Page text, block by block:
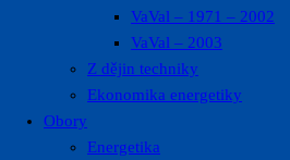
VaVal – 1971 – 2002
VaVal – 2003
Z dějin techniky
Ekonomika energetiky
Obory
Energetika